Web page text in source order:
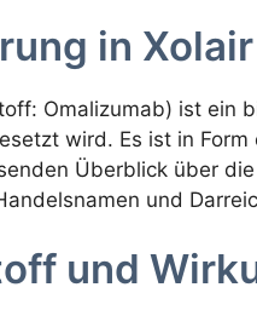
in
Omalizumab) ist ein
wird. Es ist in
Überblick über
und
und